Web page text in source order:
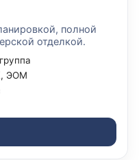
полной
отделкой.
ЭОМ